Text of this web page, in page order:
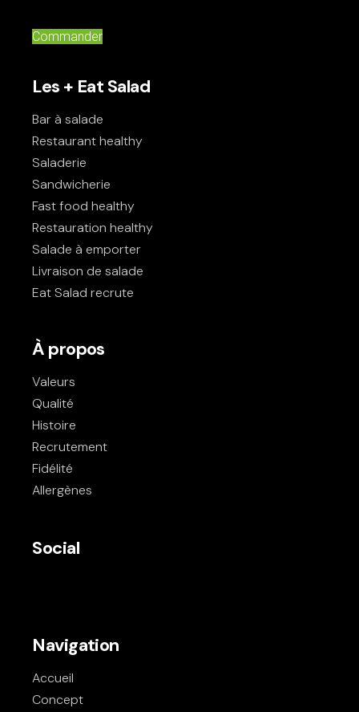
Commander
Les + Eat Salad
Bar à salade
Restaurant healthy
Saladerie
Sandwicherie
Fast food healthy
Restauration healthy
Salade à emporter
Livraison de salade
Eat Salad recrute
À propos
Valeurs
Qualité
Histoire
Recrutement
Fidélité
Allergènes
Social
Navigation
Accueil
Concept